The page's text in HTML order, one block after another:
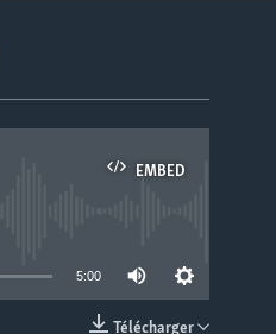
EMBED
5:00
Télécharger